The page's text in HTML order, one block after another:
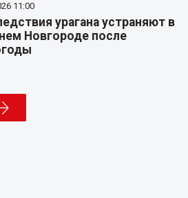
11:00
урагана устраняют в
Новгороде после